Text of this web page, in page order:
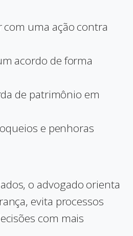
com uma ação contra
acordo de forma
de patrimônio em
e penhoras
o advogado orienta
evita processos
com mais